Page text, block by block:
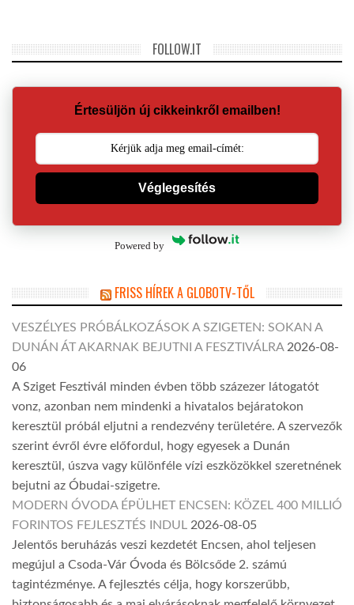
FOLLOW.IT
Értesüljön új cikkeinkről emailben!
Véglegesítés
Powered by
FRISS HÍREK A GLOBOTV-TŐL
VESZÉLYES PRÓBÁLKOZÁSOK A SZIGETEN: SOKAN A
DUNÁN ÁT AKARNAK BEJUTNI A FESZTIVÁLRA 2026-08-
06
A Sziget Fesztivál minden évben több százezer látogatót
vonz, azonban nem mindenki a hivatalos bejáratokon
keresztül próbál eljutni a rendezvény területére. A szervezők
szerint évről évre előfordul, hogy egyesek a Dunán
keresztül, úszva vagy különféle vízi eszközökkel szeretnének
bejutni az Óbudai-szigetre.
MODERN ÓVODA ÉPÜLHET ENCSEN: KÖZEL 400 MILLIÓ
FORINTOS FEJLESZTÉS INDUL 2026-08-05
Jelentős beruházás veszi kezdetét Encsen, ahol teljesen
megújul a Csoda-Vár Óvoda és Bölcsőde 2. számú
tagintézménye. A fejlesztés célja, hogy korszerűbb,